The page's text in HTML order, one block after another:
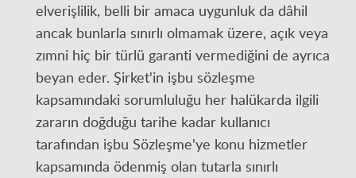
elverişlilik, belli bir amaca uygunluk da dâhil
ancak bunlarla sınırlı olmamak üzere, açık veya
zımni hiç bir türlü garanti vermediğini de ayrıca
beyan eder. Şirket'in işbu sözleşme
kapsamındaki sorumluluğu her halükarda ilgili
zararın doğduğu tarihe kadar kullanıcı
tarafından işbu Sözleşme'ye konu hizmetler
kapsamında ödenmiş olan tutarla sınırlı